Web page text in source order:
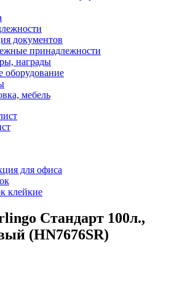
документов
принадлежности
награды
оборудование
мебель
для офиса
клейкие
Стандарт 100л.,
(HN7676SR)